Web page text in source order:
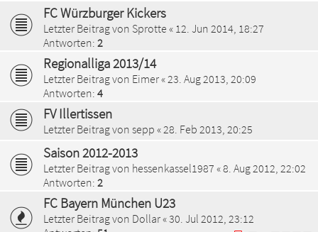
FC Würzburger Kickers
Letzter Beitrag von Sprotte « 12. Jun 2014, 18:27
Antworten: 2
Regionalliga 2013/14
Letzter Beitrag von Eimer« 23. Aug 2013, 20:09
Antworten: 4
FV Illertissen
Letzter Beitrag von sepp « 28. Feb 2013, 20:25
Saison 2012-2013
Letzter Beitrag von hessenkassel1987 «8. Aug 2012, 22:02
Antworten: 2
FC Bayern München U23
Letzter Beitrag von Dollar«30. Jul 2012, 23:12